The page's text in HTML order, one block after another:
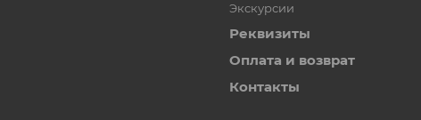
Экскурсии
Реквизиты
Оплата и возврат
Контакты